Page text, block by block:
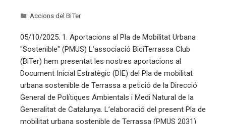
Accions del BiTer
05/10/2025. 1. Aportacions al Pla de Mobilitat Urbana
"Sostenible" (PMUS) L’associació BiciTerrassa Club
(BiTer) hem presentat les nostres aportacions al
Document Inicial Estratègic (DIE) del Pla de mobilitat
urbana sostenible de Terrassa a petició de la Direcció
General de Polítiques Ambientals i Medi Natural de la
Generalitat de Catalunya. L’elaboració del present Pla de
mobilitat urbana sostenible de Terrassa (PMUS 2031)